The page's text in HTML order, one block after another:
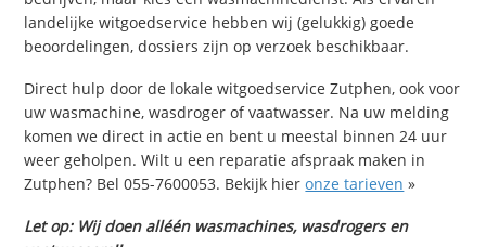
landelijke witgoedservice hebben wij (gelukkig) goede
beoordelingen, dossiers zijn op verzoek beschikbaar.
Direct hulp door de lokale witgoedservice Zutphen, ook voor
uw wasmachine, wasdroger of vaatwasser. Na uw melding
komen we direct in actie en bent u meestal binnen 24 uur
weer geholpen. Wilt u een reparatie afspraak maken in
Zutphen? Bel 055-7600053. Bekijk hieronze tarieven »
Let op: Wij doen alléén wasmachines, wasdrogers en